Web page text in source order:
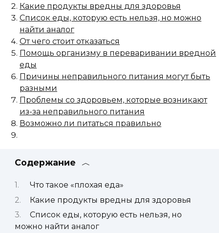
Какие продукты вредны для здоровья
Список еды, которую есть нельзя, но можно
найти аналог
От чего стоит отказаться
Помощь организму в переваривании вредной
еды
Причины неправильного питания могут быть
разными
Проблемы со здоровьем, которые возникают
из-за неправильного питания
Возможно ли питаться правильно
Содержание
Что такое «плохая еда»
Какие продукты вредны для здоровья
Список еды, которую есть нельзя, но
можно найти аналог